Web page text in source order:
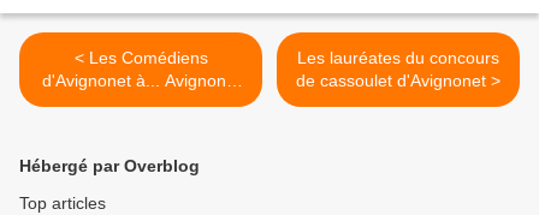
< Les Comédiens
d'Avignonet à... Avignonet
le samedi 16 février à 21h.
Les lauréates du concours
de cassoulet d'Avignonet >
Hébergé par Overblog
Top articles